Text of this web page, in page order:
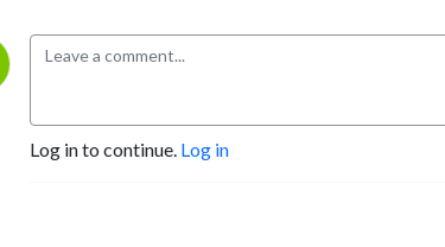
Log in to continue. Log in